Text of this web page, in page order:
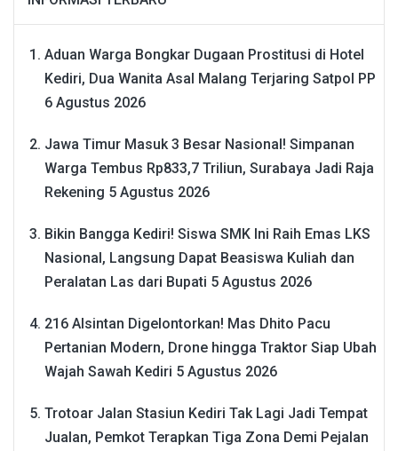
Aduan Warga Bongkar Dugaan Prostitusi di Hotel
Kediri, Dua Wanita Asal Malang Terjaring Satpol PP
6 Agustus 2026
Jawa Timur Masuk 3 Besar Nasional! Simpanan
Warga Tembus Rp833,7 Triliun, Surabaya Jadi Raja
Rekening 5 Agustus 2026
Bikin Bangga Kediri! Siswa SMK Ini Raih Emas LKS
Nasional, Langsung Dapat Beasiswa Kuliah dan
Peralatan Las dari Bupati 5 Agustus 2026
216 Alsintan Digelontorkan! Mas Dhito Pacu
Pertanian Modern, Drone hingga Traktor Siap Ubah
Wajah Sawah Kediri 5 Agustus 2026
Trotoar Jalan Stasiun Kediri Tak Lagi Jadi Tempat
Jualan, Pemkot Terapkan Tiga Zona Demi Pejalan